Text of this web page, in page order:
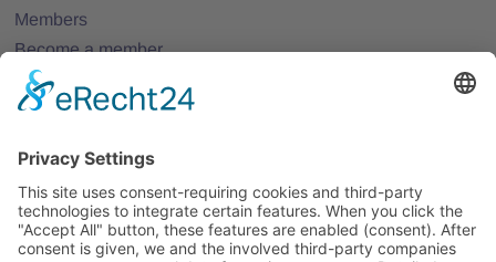
Members
Become a member
Projects
Partner Networks
Events
All Events
Jobs